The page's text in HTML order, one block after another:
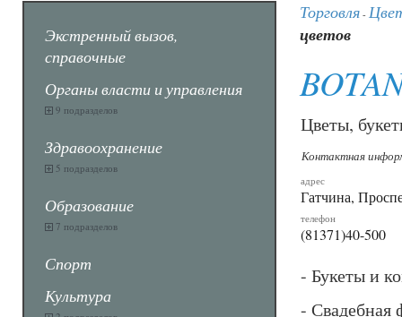
Экстренный вызов,
справочные
Органы власти и управления
9 подразделов
Здравоохранение
5 подразделов
Образование
7 подразделов
Спорт
Культура
Торговля -
цветов
Цветы,
Контактная
адрес
Гатчина,
телефон
(81371)40-500
- Букеты и
- Свадебная